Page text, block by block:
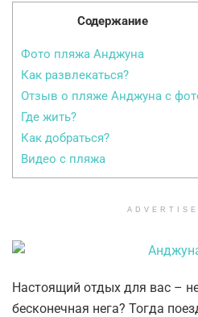
Содержание
Фото пляжа Анджуна
Как развлекаться?
Отзыв о пляже Анджуна с
Где жить?
Как добраться?
Видео с пляжа
Настоящий отдых для вас –
бесконечная нега? Тогда